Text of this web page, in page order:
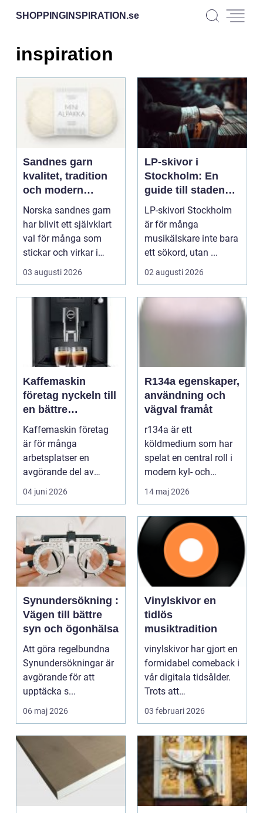
SHOPPINGINSPIRATION.se
inspiration
Sandnes garn
kvalitet, tradition
och modern
stickglädje
Norska sandnes garn
har blivit ett självklart
val för många som
stickar och virkar i
Sverige. Kombin...
03 augusti 2026
LP-skivor i
Stockholm: En
guide till stadens
vinylkultur
LP-skivori Stockholm
är för många
musikälskare inte bara
ett sökord, utan ...
02 augusti 2026
Kaffemaskin
företag nyckeln till
en bättre
arbetsdag
Kaffemaskin företag
är för många
arbetsplatser en
avgörande del av
vardagen. Kaffe har
blivit en nat...
04 juni 2026
R134a egenskaper,
användning och
vägval framåt
r134a är ett
köldmedium som har
spelat en central roll i
modern kyl- och
luftkonditioneringstekn
14 maj 2026
Synundersökning :
Vägen till bättre
syn och ögonhälsa
Att göra regelbundna
Synundersökningar är
avgörande för att
upptäcka s...
06 maj 2026
Vinylskivor en
tidlös
musiktradition
vinylskivor har gjort en
formidabel comeback i
vår digitala tidsålder.
Trots att
musikstreaming är m...
03 februari 2026